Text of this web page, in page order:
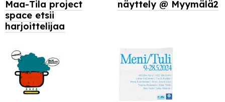
Maa-Tila project
space etsii
harjoittelijaa
näyttely @ Myymälä2